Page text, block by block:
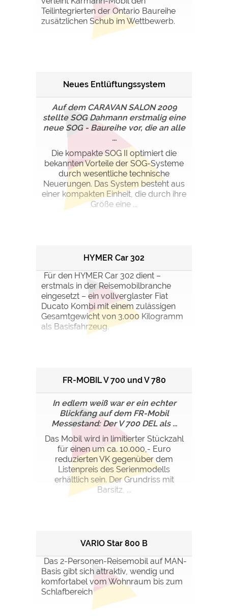
Teilintegrierten der Ontario Baureihe
zusätzlichen Schub im Wettbewerb.
Neues Entlüftungssystem
Auf dem CARAVAN SALON 2009
stellte SOG Dahmann erstmalig eine
neue SOG - Baureihe vor, die an alle
...
Die kompakte SOG II optimiert die
bekannten Vorteile der SOG-Systeme
durch wesentliche technische
Neuerungen. Das System besteht aus
einer kompakten Einheit, die durch ihre
Größe eine ...
HYMER Car 302
Für den HYMER Car 302 dient –
erstmals in der Reisemobilbranche
eingesetzt – ein vollverglaster Fiat
Ducato Kombi mit einem zulässigen
Gesamtgewicht von 3.000 Kilogramm
als Basisfahrzeug.
FR-MOBIL V 700 und V 780
In edlem weiß war er ein echter
Blickfang auf dem FR-Mobil
Messestand: Der V 700 DEL als ...
Das Mobil wird in limitierter Stückzahl
für einen um ca. 10.000,- Euro
reduzierten VK gegenüber dem
Listenpreis des Serienmodells
erhältlich sein. Der Grundriss mit
Barsitz, ...
VARIO Star 800 B
Das 2-Personen-Reisemobil auf MAN-
Basis gibt sich attraktiv, wendig und
komfortabel vom Wohnraum bis zum
Schlafbereich